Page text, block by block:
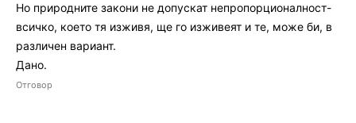
Но природните закони не допускат непропорционалност-
всичко, което тя изживя, ще го изживеят и те, може би, в
различен вариант.
Дано.
Отговор